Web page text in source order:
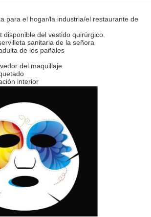
para el hogar/la industria/el restaurante de
disponible del vestido quirúrgico.
sanitaria de la señora
de los pañales
del maquillaje
interior